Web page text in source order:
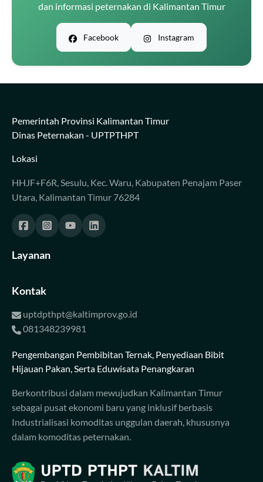
dan informasi peternakan di Kalimantan Timur
Facebook Instagram
Pemerintah Provinsi Kalimantan Timur
Dinas Peternakan - UPTPTHPT
Lokasi
HHJF+F6R, Sesulu, Kec. Waru, Kabupaten Penajam Paser
Utara, Kalimantan Timur 76284
Layanan
Kontak
uptdpthpt@kaltimprov.go.id
081348239981
Pengembangan Pembibitan Ternak, Penyediaan Bibit
Hijauan Pakan, Serta Eduwisata Penangkaran
Berkontribusi dalam mewujudkan Kalimantan Timur
sebagai pusat ekonomi baru yang inklusif berbasis
Industrialisasi komoditas unggulan daerah, khususnya
dalam komoditas peternakan.